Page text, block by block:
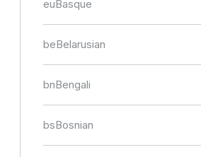
euBasque
beBelarusian
bnBengali
bsBosnian